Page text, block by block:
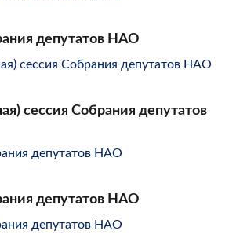
депутатов НАО
сессия Собрания депутатов
депутатов НАО